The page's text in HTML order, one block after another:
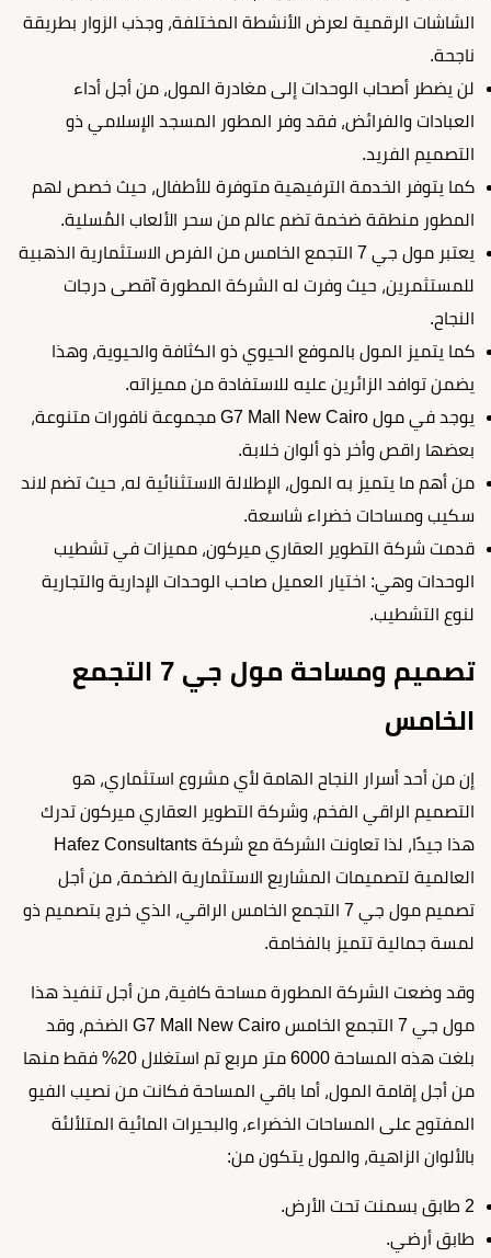
الشاشات الرقمية لعرض الأنشطة المختلفة، وجذب الزوار بطريقة
ناجحة.
لن يضطر أصحاب الوحدات إلى مغادرة المول، من أجل أداء
العبادات والفرائض، فقد وفر المطور المسجد الإسلامي ذو
التصميم الفريد.
كما يتوفر الخدمة الترفيهية متوفرة للأطفال، حيث خصص لهم
المطور منطقة ضخمة تضم عالم من سحر الألعاب المُسلية.
يعتبر مول جي 7 التجمع الخامس من الفرص الاستثمارية الذهبية
للمستثمرين، حيث وفرت له الشركة المطورة آقصى درجات
النجاح.
كما يتميز المول بالموفع الحيوي ذو الكثافة والحيوية، وهذا
يضمن توافد الزائرين عليه للاستفادة من مميزاته.
يوجد في مول G7 Mall New Cairo مجموعة نافورات متنوعة،
بعضها راقص وأخر ذو ألوان خلابة.
من أهم ما يتميز به المول، الإطلالة الاستثنائية له، حيث تضم لاند
سكيب ومساحات خضراء شاسعة.
قدمت شركة التطوير العقاري ميركون، مميزات في تشطيب
الوحدات وهي: اختيار العميل صاحب الوحدات الإدارية والتجارية
لنوع التشطيب.
تصميم ومساحة مول جي 7 التجمع
الخامس
إن من أحد أسرار النجاح الهامة لأي مشروع استثماري، هو
التصميم الراقي الفخم، وشركة التطوير العقاري ميركون تدرك
هذا جيدًا، لذا تعاونت الشركة مع شركة Hafez Consultants
العالمية لتصميمات المشاريع الاستثمارية الضخمة، من أجل
تصميم مول جي 7 التجمع الخامس الراقي، الذي خرج بتصميم ذو
لمسة جمالية تتميز بالفخامة.
وقد وضعت الشركة المطورة مساحة كافية، من أجل تنفيذ هذا
مول جي 7 التجمع الخامس G7 Mall New Cairo الضخم، وقد
بلغت هذه المساحة 6000 متر مربع تم استغلال 20% فقط منها
من أجل إقامة المول، أما باقي المساحة فكانت من نصيب الفيو
المفتوح على المساحات الخضراء، والبحيرات المائية المتلألئة
بالألوان الزاهية، والمول يتكون من:
2 طابق بسمنت تحت الأرض.
طابق أرضي.